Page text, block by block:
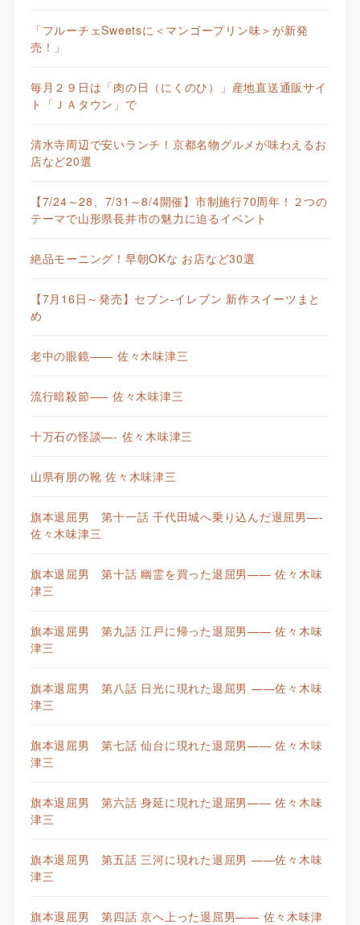
「フルーチェSweetsに＜マンゴープリン味＞が新発
売！」
毎月２９日は「肉の日（にくのひ）」産地直送通販サイ
ト「ＪＡタウン」で
清水寺周辺で安いランチ！京都名物グルメが味わえるお
店など20選
【7/24～28、7/31～8/4開催】市制施行70周年！２つの
テーマで山形県長井市の魅力に迫るイベント
絶品モーニング！早朝OKな お店など30選
【7月16日～発売】セブン-イレブン 新作スイーツまと
め
老中の眼鏡—— 佐々木味津三
流行暗殺節—– 佐々木味津三
十万石の怪談—- 佐々木味津三
山県有朋の靴 佐々木味津三
旗本退屈男 第十一話 千代田城へ乗り込んだ退屈男—-
佐々木味津三
旗本退屈男 第十話 幽霊を買った退屈男—— 佐々木味
津三
旗本退屈男 第九話 江戸に帰った退屈男—— 佐々木味
津三
旗本退屈男 第八話 日光に現れた退屈男 ——佐々木味
津三
旗本退屈男 第七話 仙台に現れた退屈男—— 佐々木味
津三
旗本退屈男 第六話 身延に現れた退屈男—— 佐々木味
津三
旗本退屈男 第五話 三河に現れた退屈男 ——佐々木味
津三
旗本退屈男 第四話 京へ上った退屈男—— 佐々木味津